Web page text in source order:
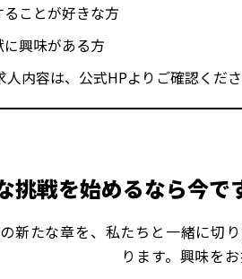
ることが好きな方
興味がある方
内容は、公式HPよりご確認くださ
挑戦を始めるなら今で
新たな章を、私たちと一緒に切
ります。興味を